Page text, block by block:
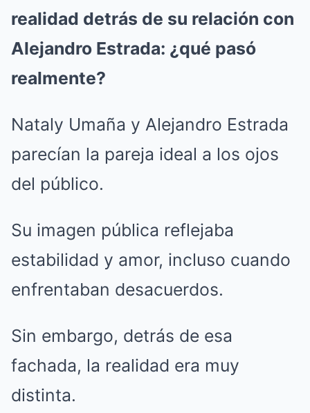
realidad detrás de su relación con
Alejandro Estrada: ¿qué pasó
realmente?
Nataly Umaña y Alejandro Estrada
parecían la pareja ideal a los ojos
del público.
Su imagen pública reflejaba
estabilidad y amor, incluso cuando
enfrentaban desacuerdos.
Sin embargo, detrás de esa
fachada, la realidad era muy
distinta.